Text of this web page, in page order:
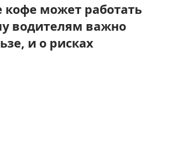
кофе может работать
водителям важно
и о рисках